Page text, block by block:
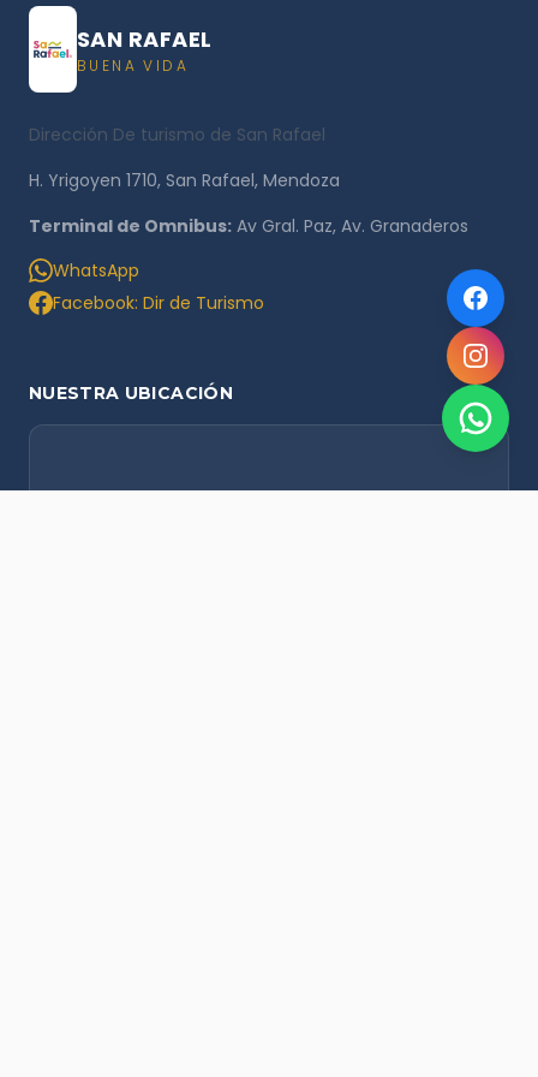
SAN RAFAEL
BUENA VIDA
Dirección De turismo de San Rafael
H. Yrigoyen 1710, San Rafael, Mendoza
Terminal de Omnibus: Av Gral. Paz, Av. Granaderos
WhatsApp
Facebook: Dir de Turismo
NUESTRA UBICACIÓN